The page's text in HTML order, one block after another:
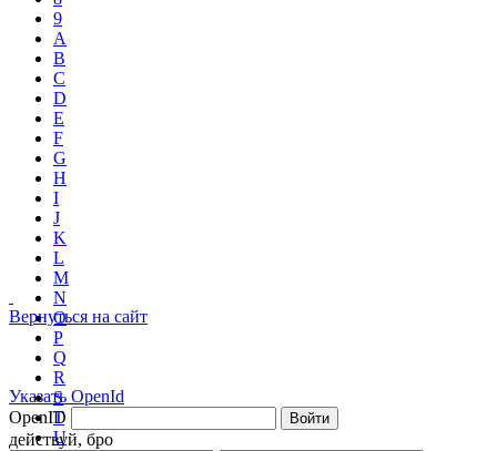
Вернуться на сайт
Указать OpenId
OpenID
Войти
действуй, бро
9
A
B
C
D
E
F
G
H
I
J
K
L
M
N
O
P
Q
R
S
T
U